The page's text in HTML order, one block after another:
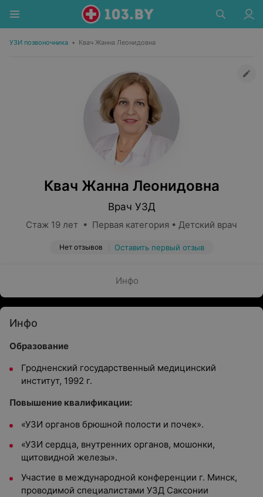
УЗИ позвоночника • Квач Жанна Леонидовна
Квач Жанна Леонидовна
Врач УЗД
Стаж 19 лет • Первая категория • Детский врач
Нет отзывов Оставить первый отзыв
Инфо
Инфо
Образование
Гродненский государственный медицинский
институт, 1992 г.
Повышение квалификации:
«УЗИ органов брюшной полости и почек».
«УЗИ сердца, внутренних органов, мошонки,
щитовидной железы».
Участие в международной конференции г. Минск,
проводимой специалистами УЗД Саксонии